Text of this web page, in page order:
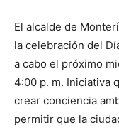
El alcalde de
la celebración del
a cabo el próximo
4:00 p. m. Iniciativa
crear conciencia
permitir que la